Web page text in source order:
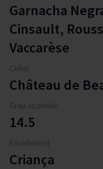
Garnacha
Cinsault,
Vaccarèse
Celler
Château de
Grau alcohòlic
14.5
Envelliment
Criança